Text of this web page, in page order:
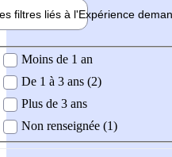
filtres liés à l'Expérience
demandée
Moins de 1 an
De 1 à 3 ans (2)
Plus de 3 ans
Non renseignée (1)